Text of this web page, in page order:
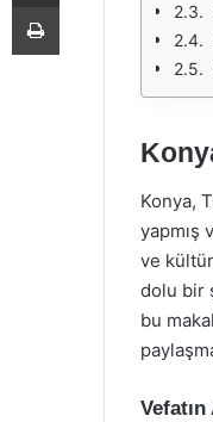
Konya,
yapmış
ve
dolu bir
bu
Vefatın